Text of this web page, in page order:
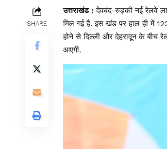
SHARE
उत्तराखंड : देवबंद-रुड़की नई रेलवे
मिल गई है. इस खंड पर हाल ही में
होने से दिल्ली और देहरादून के बीच
आएगी.